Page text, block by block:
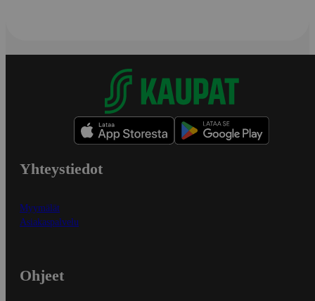
Yhteystiedot
Myymälät
Asiakaspalvelu
Ohjeet